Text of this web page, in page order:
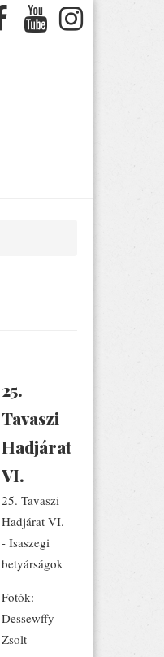
25.
Tavaszi
Hadjárat
VI.
25. Tavaszi
Hadjárat VI.
- Isaszegi
betyárságok
Fotók:
Dessewffy
Zsolt